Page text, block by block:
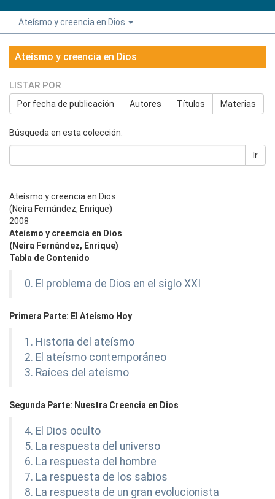
Ateísmo y creencia en Dios
Ateísmo y creencia en Dios
LISTAR POR
Por fecha de publicación Autores Títulos Materias
Búsqueda en esta colección:
Ir
Ateísmo y creencia en Dios.
(Neira Fernández, Enrique)
2008
Ateísmo y creemcia en Dios
(Neira Fernández, Enrique)
Tabla de Contenido
0. El problema de Dios en el siglo XXI
Primera Parte: El Ateísmo Hoy
1. Historia del ateísmo
2. El ateísmo contemporáneo
3. Raíces del ateísmo
Segunda Parte: Nuestra Creencia en Dios
4. El Dios oculto
5. La respuesta del universo
6. La respuesta del hombre
7. La respuesta de los sabios
8. La respuesta de un gran evolucionista